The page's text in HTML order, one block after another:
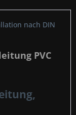
nach DIN
PVC